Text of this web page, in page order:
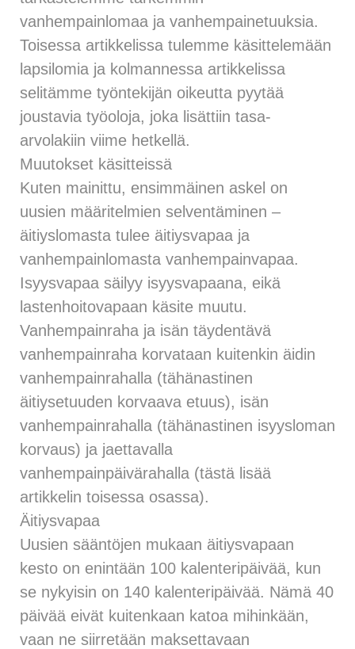
vanhempainlomaa ja vanhempainetuuksia.
Toisessa artikkelissa tulemme käsittelemään
lapsilomia ja kolmannessa artikkelissa
selitämme työntekijän oikeutta pyytää
joustavia työoloja, joka lisättiin tasa-
arvolakiin viime hetkellä.
Muutokset käsitteissä
Kuten mainittu, ensimmäinen askel on
uusien määritelmien selventäminen –
äitiyslomasta tulee äitiysvapaa ja
vanhempainlomasta vanhempainvapaa.
Isyysvapaa säilyy isyysvapaana, eikä
lastenhoitovapaan käsite muutu.
Vanhempainraha ja isän täydentävä
vanhempainraha korvataan kuitenkin äidin
vanhempainrahalla (tähänastinen
äitiysetuuden korvaava etuus), isän
vanhempainrahalla (tähänastinen isyysloman
korvaus) ja jaettavalla
vanhempainpäivärahalla (tästä lisää
artikkelin toisessa osassa).
Äitiysvapaa
Uusien sääntöjen mukaan äitiysvapaan
kesto on enintään 100 kalenteripäivää, kun
se nykyisin on 140 kalenteripäivää. Nämä 40
päivää eivät kuitenkaan katoa mihinkään,
vaan ne siirretään maksettavaan